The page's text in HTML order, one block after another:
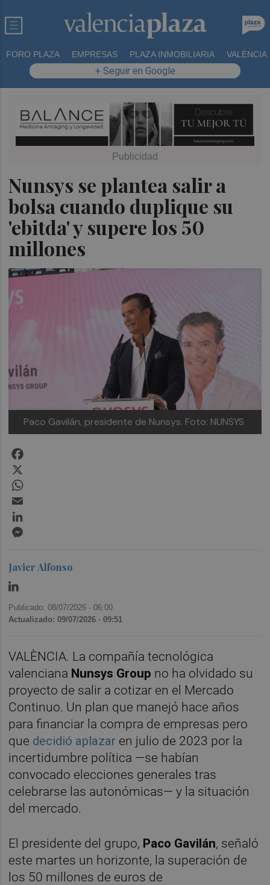
FORO PLAZA EMPRESAS PLAZA INMOBILIARIA VALÈNCIA
+ Seguir en Google
Nunsys se plantea salir a
bolsa cuando duplique su
'ebitda' y supere los 50
millones
Paco Gavilán, presidente de Nunsys. Foto: NUNSYS
Javier Alfonso
Publicado: 08/07/2026 ·06:00
Actualizado: 09/07/2026 · 09:51
VALÈNCIA. La compañía tecnológica
valenciana Nunsys Group no ha olvidado su
proyecto de salir a cotizar en el Mercado
Continuo. Un plan que manejó hace años
para financiar la compra de empresas pero
que decidió aplazar en julio de 2023 por la
incertidumbre política —se habían
convocado elecciones generales tras
celebrarse las autonómicas— y la situación
del mercado.
El presidente del grupo, Paco Gavilán, señaló
este martes un horizonte, la superación de
los 50 millones de euros de